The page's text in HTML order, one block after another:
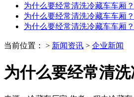
为什么要经常清洗冷藏车车厢？
为什么要经常清洗冷藏车车厢？
为什么要经常清洗冷藏车车厢？
当前位置： > 新闻资讯 > 企业新闻
为什么要经常清